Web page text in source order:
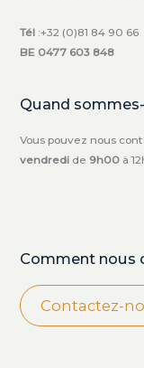
Tél :+32 (0)81 84 90 66
BE 0477 603 848
Quand
Vous pouvez nous
vendredi de 9h00 à
Comment nous
Contactez-